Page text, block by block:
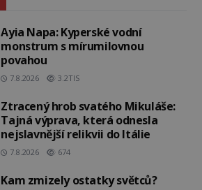
Ayia Napa: Kyperské vodní
monstrum s mírumilovnou
povahou
7.8.2026 3.2TIS
Ztracený hrob svatého Mikuláše:
Tajná výprava, která odnesla
nejslavnější relikvii do Itálie
7.8.2026 674
Kam zmizely ostatky světců?